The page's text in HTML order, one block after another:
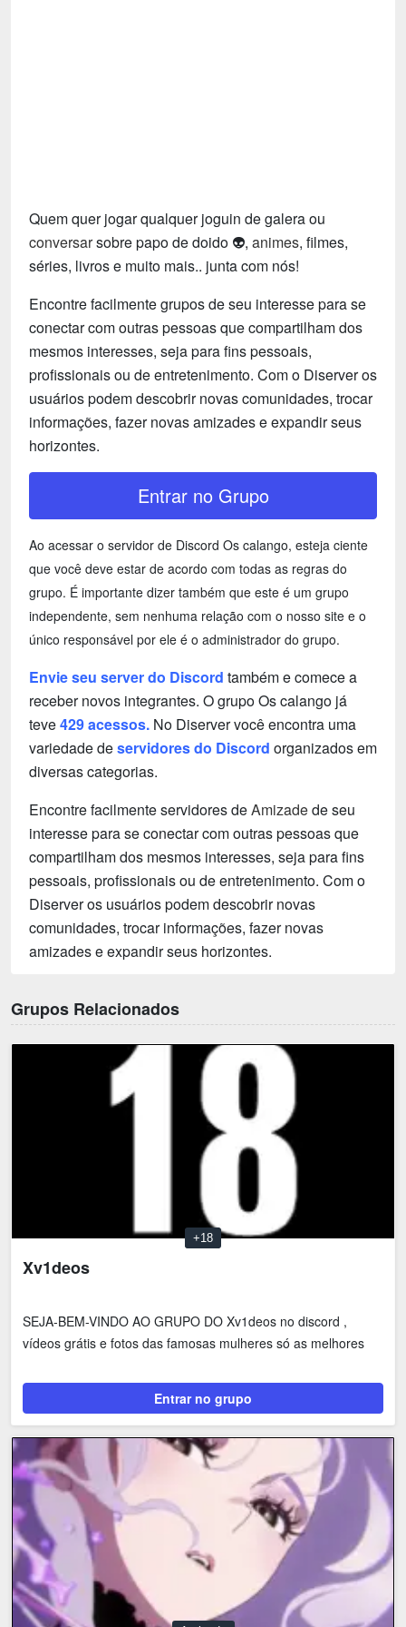
Quem quer jogar qualquer joguin de galera ou
conversarsobre papo de doido 👽, animes, filmes,
séries, livros e muito mais.. junta com nós!
Encontre facilmente grupos de seu interesse para se
conectar com outras pessoas que compartilham dos
mesmos interesses, seja para fins pessoais,
profissionais ou de entretenimento. Com o Diserver os
usuários podem descobrir novas comunidades, trocar
informações, fazer novas amizades e expandir seus
horizontes.
Entrar no Grupo
Ao acessar o servidor de Discord Os calango, esteja ciente
que você deve estar de acordo com todas as regras do
grupo. É importante dizer também que este é um grupo
independente, sem nenhuma relação com o nosso site e o
único responsável por ele é o administrador do grupo.
Envie seu server do Discord também e comece a
receber novos integrantes. O grupo Os calango já
teve429 acessos. No Diserver você encontra uma
variedade deservidores do Discord organizados em
diversas categorias.
Encontre facilmente servidores deAmizadede seu
interesse para se conectar com outras pessoas que
compartilham dos mesmos interesses, seja para fins
pessoais, profissionais ou de entretenimento. Com o
Diserver os usuários podem descobrir novas
comunidades, trocar informações, fazer novas
amizades e expandir seus horizontes.
Grupos Relacionados
+18
Xv1deos
SEJA-BEM-VINDO AO GRUPO DO Xv1deos no discord ,
vídeos grátis e fotos das famosas mulheres só as melhores
Entrar no grupo